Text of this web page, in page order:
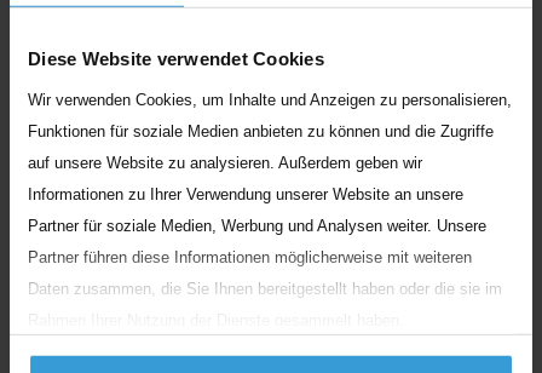
Diese Website verwendet Cookies
Wir verwenden Cookies, um Inhalte und Anzeigen zu personalisieren,
Funktionen für soziale Medien anbieten zu können und die Zugriffe
auf unsere Website zu analysieren. Außerdem geben wir
Informationen zu Ihrer Verwendung unserer Website an unsere
Partner für soziale Medien, Werbung und Analysen weiter. Unsere
Partner führen diese Informationen möglicherweise mit weiteren
Daten zusammen, die Sie Ihnen bereitgestellt haben oder die sie im
immer sehr offen darauf, versteht mich und tut, was
der wir alle zufrieden sind. Für diese individuelle
Unterstützung und, dass man auf meine Wünsche
eingeht, bin ich wirklich dankbar.